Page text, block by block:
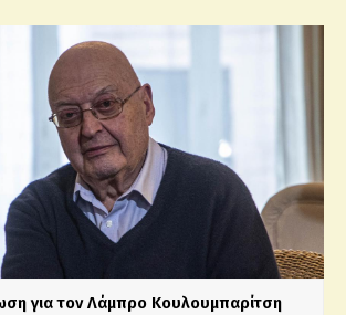
για τον Λάμπρο Κουλουμπαρίτση